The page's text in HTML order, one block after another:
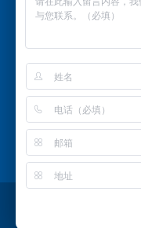
关于我们
解决方案
站点地图